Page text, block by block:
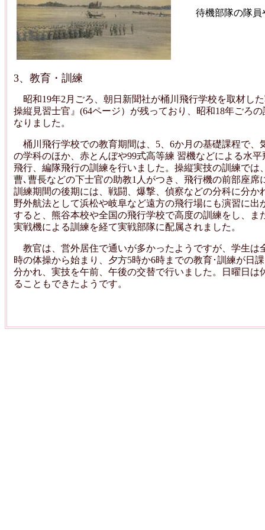
待機部隊の隊
3、教育・訓練
昭和19年2月ごろ、朝日新聞社が桶川飛行学校を取材し
操縦見習士官』(64ページ）が残っており、昭和18年ごろ
なりました。
桶川飛行学校での教育期間は、5、6か月の基礎課程で、
の学科のほか、赤とんぼや99式高等練 習機などによる水
飛行、編隊飛行の訓練を行いました。操縦実技の訓練では
曹､曹長などの下士官の助教1人がつき、飛行機の前部座席
訓練期間の後期には、戦闘、爆撃、偵察などの分科に分か
野外航法として浜松や岐阜など遠方の飛行場にも演習に出
すると、熊谷本校や全国の飛行学校で高度の訓練をし、ま
実戦機による訓練を経て実戦部隊に配属されました。
教官は、営外居住で通いが多かったようですが、学生は
時の体操から始まり、夕方5時か6時までの教育･訓練が日
分かれ、実技を午前、午後の交替で行いました。日曜日は
ることもできたようです。